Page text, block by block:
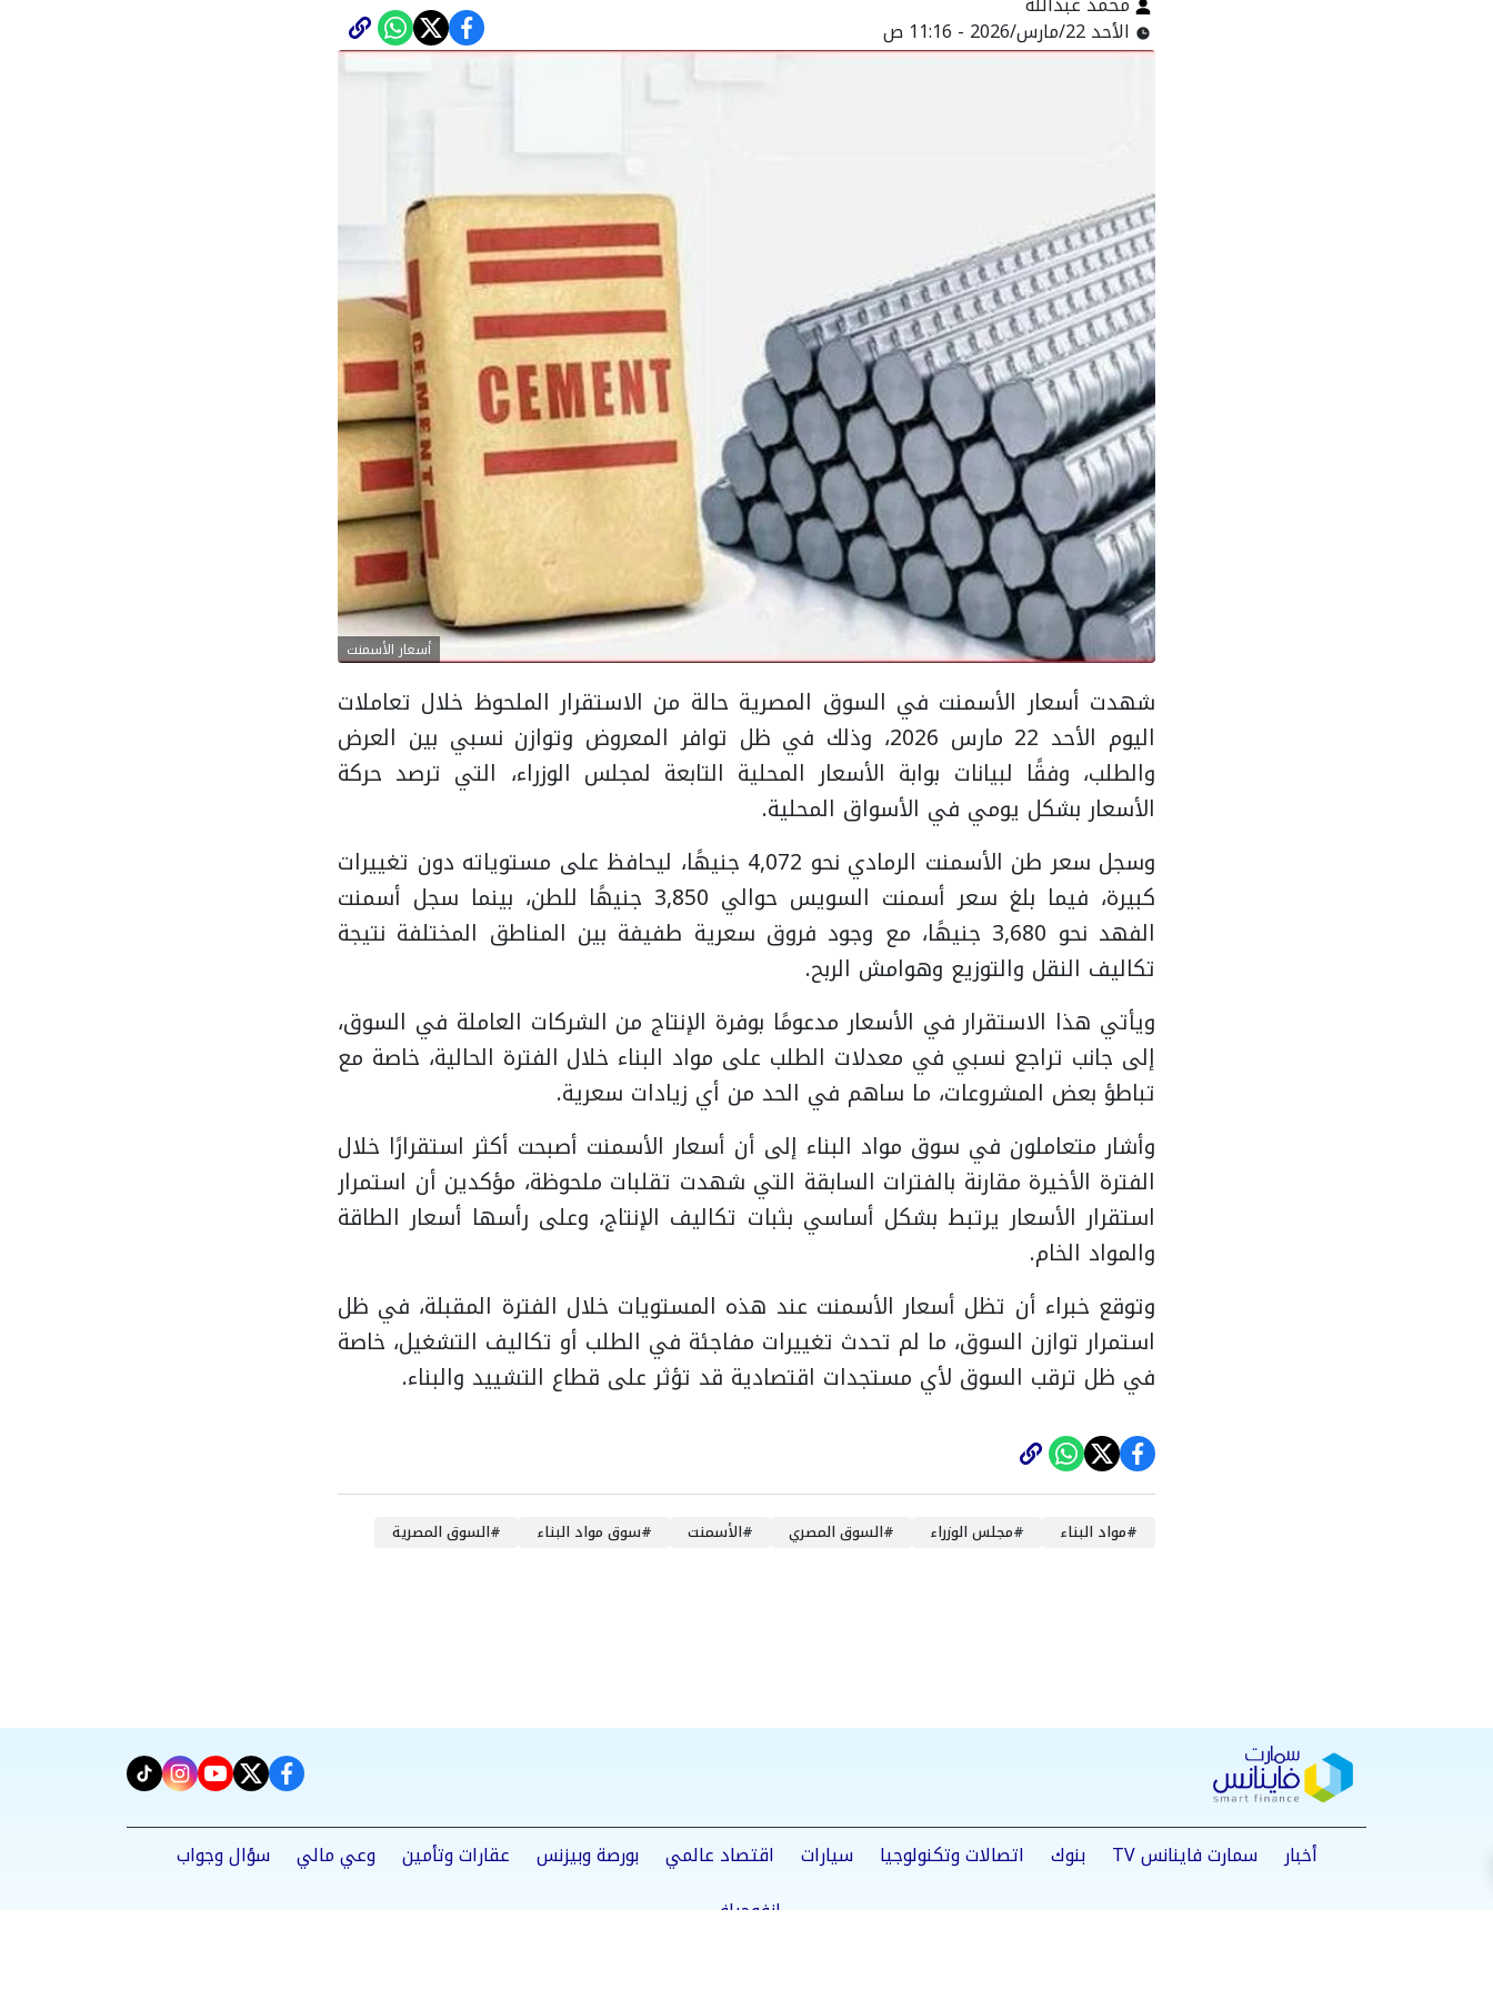
الأحد 22/مارس/2026 - 11:16 ص
أسعار الأسمنت
شهدت أسعار الأسمنت في السوق المصرية حالة من الاستقرار الملحوظ خلال تعاملات
اليوم الأحد 22 مارس 2026، وذلك في ظل توافر المعروض وتوازن نسبي بين العرض
والطلب، وفقًا لبيانات بوابة الأسعار المحلية التابعة لمجلس الوزراء، التي ترصد حركة
الأسعار بشكل يومي في الأسواق المحلية.
وسجل سعر طن الأسمنت الرمادي نحو 4,072 جنيهًا، ليحافظ على مستوياته دون تغييرات
كبيرة، فيما بلغ سعر أسمنت السويس حوالي 3,850 جنيهًا للطن، بينما سجل أسمنت
الفهد نحو 3,680 جنيهًا، مع وجود فروق سعرية طفيفة بين المناطق المختلفة نتيجة
تكاليف النقل والتوزيع وهوامش الربح.
ويأتي هذا الاستقرار في الأسعار مدعومًا بوفرة الإنتاج من الشركات العاملة في السوق،
إلى جانب تراجع نسبي في معدلات الطلب على مواد البناء خلال الفترة الحالية، خاصة مع
تباطؤ بعض المشروعات، ما ساهم في الحد من أي زيادات سعرية.
وأشار متعاملون في سوق مواد البناء إلى أن أسعار الأسمنت أصبحت أكثر استقرارًا خلال
الفترة الأخيرة مقارنة بالفترات السابقة التي شهدت تقلبات ملحوظة، مؤكدين أن استمرار
استقرار الأسعار يرتبط بشكل أساسي بثبات تكاليف الإنتاج، وعلى رأسها أسعار الطاقة
والمواد الخام.
وتوقع خبراء أن تظل أسعار الأسمنت عند هذه المستويات خلال الفترة المقبلة، في ظل
استمرار توازن السوق، ما لم تحدث تغييرات مفاجئة في الطلب أو تكاليف التشغيل، خاصة
في ظل ترقب السوق لأي مستجدات اقتصادية قد تؤثر على قطاع التشييد والبناء.
#مواد البناء #مجلس الوزراء #السوق المصري #الأسمنت #سوق مواد البناء #السوق المصرية
facebook
twitter
youtube
instagram
tiktok
أخبار سمارت فاينانس TV بنوك اتصالات وتكنولوجيا سيارات اقتصاد عالمي بورصة وبيزنس عقارات وتأمين وعي مالي
سؤال وجواب
إنفوجراف